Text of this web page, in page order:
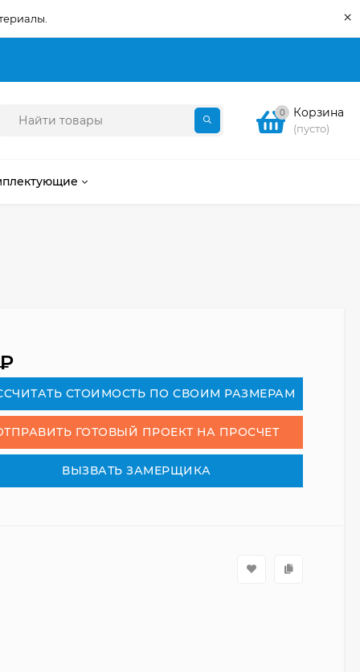
×
0 Корзина
(пусто)
₽
СТОИМОСТЬ ПО СВОИМ РАЗМЕРАМ
ГОТОВЫЙ ПРОЕКТ НА ПРОСЧЕТ
ВЫЗВАТЬ ЗАМЕРЩИКА